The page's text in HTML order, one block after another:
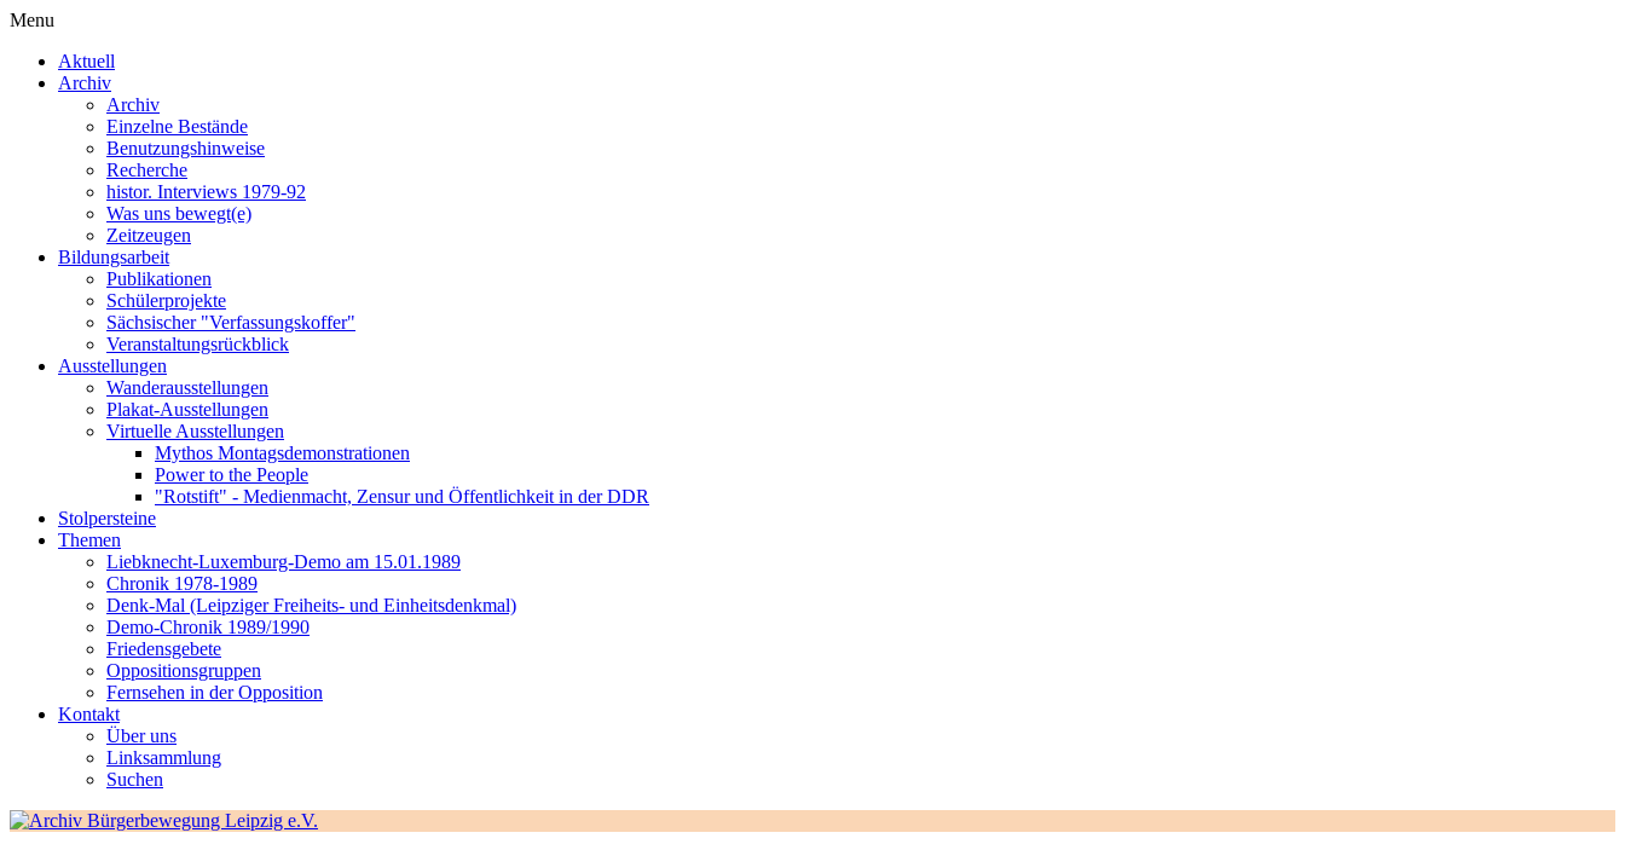
Menu
Aktuell
Archiv
Archiv
Einzelne Bestände
Benutzungshinweise
Recherche
histor. Interviews 1979-92
Was uns bewegt(e)
Zeitzeugen
Bildungsarbeit
Publikationen
Schülerprojekte
Sächsischer "Verfassungskoffer"
Veranstaltungsrückblick
Ausstellungen
Wanderausstellungen
Plakat-Ausstellungen
Virtuelle Ausstellungen
Mythos Montagsdemonstrationen
Power to the People
"Rotstift" - Medienmacht, Zensur und Öffentlichkeit in der DDR
Stolpersteine
Themen
Liebknecht-Luxemburg-Demo am 15.01.1989
Chronik 1978-1989
Denk-Mal (Leipziger Freiheits- und Einheitsdenkmal)
Demo-Chronik 1989/1990
Friedensgebete
Oppositionsgruppen
Fernsehen in der Opposition
Kontakt
Über uns
Linksammlung
Suchen